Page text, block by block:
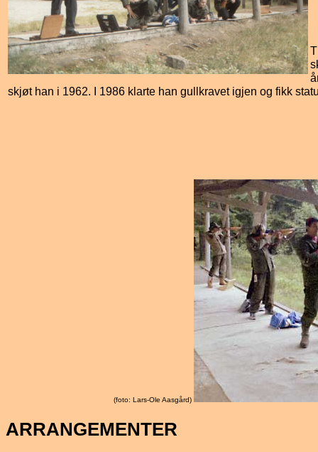
skjøt han i 1962. I 1986 klarte han gullkravet igjen og fikk
(foto: Lars-Ole Aasgård)
ARRANGEMENTER